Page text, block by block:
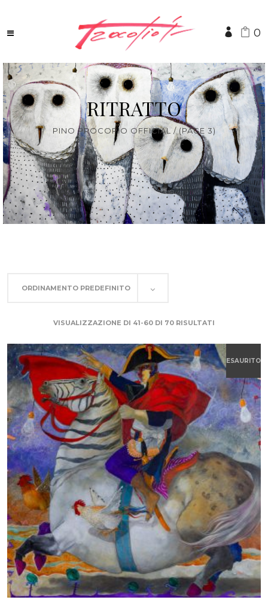
0
RITRATTO
PINO PROCOPIO OFFICIAL/ (PAGE 3)
ORDINAMENTO PREDEFINITO
VISUALIZZAZIONE DI 41-60 DI 70 RISULTATI
ESAURITO